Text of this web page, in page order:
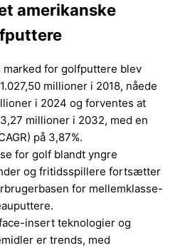
amerikanske
marked for golfputtere blev
millioner i 2018, nåede
i 2024 og forventes at
millioner i 2032, med en
på 3,87%.
for golf blandt yngre
og fritidsspillere fortsætter
for mellemklasse-
insert teknologier og
er trends, med